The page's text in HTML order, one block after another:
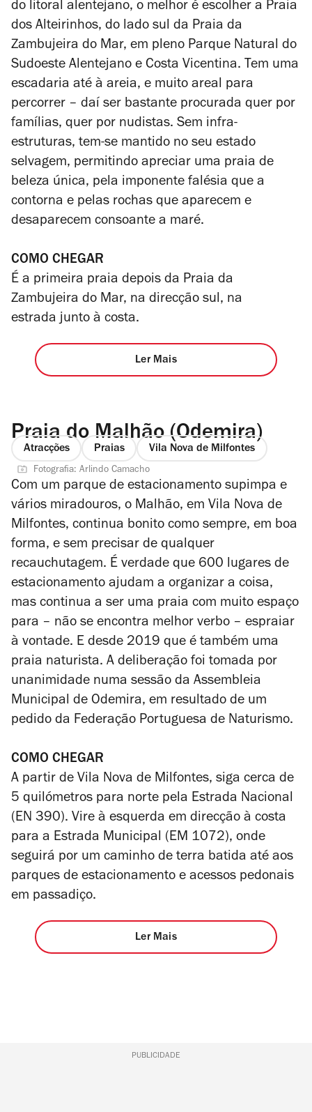
do litoral alentejano, o melhor é escolher a Praia
dos Alteirinhos, do lado sul da Praia da
Zambujeira do Mar, em pleno Parque Natural do
Sudoeste Alentejano e Costa Vicentina. Tem uma
escadaria até à areia, e muito areal para
percorrer – daí ser bastante procurada quer por
famílias, quer por nudistas. Sem infra-
estruturas, tem-se mantido no seu estado
selvagem, permitindo apreciar uma praia de
beleza única, pela imponente falésia que a
contorna e pelas rochas que aparecem e
desaparecem consoante a maré.
COMO CHEGAR
É a primeira praia depois da Praia da
Zambujeira do Mar, na direcção sul, na
estrada junto à costa.
Ler Mais
Praia do Malhão (Odemira)
Atracções Praias Vila Nova de Milfontes
Fotografia: Arlindo Camacho
Com um parque de estacionamento supimpa e
vários miradouros, o Malhão, em Vila Nova de
Milfontes, continua bonito como sempre, em boa
forma, e sem precisar de qualquer
recauchutagem. É verdade que 600 lugares de
estacionamento ajudam a organizar a coisa,
mas continua a ser uma praia com muito espaço
para – não se encontra melhor verbo – espraiar
à vontade. E desde 2019 que é também uma
praia naturista. A deliberação foi tomada por
unanimidade numa sessão da Assembleia
Municipal de Odemira, em resultado de um
pedido da Federação Portuguesa de Naturismo.
COMO CHEGAR
A partir de Vila Nova de Milfontes, siga cerca de
5 quilómetros para norte pela Estrada Nacional
(EN 390). Vire à esquerda em direcção à costa
para a Estrada Municipal (EM 1072), onde
seguirá por um caminho de terra batida até aos
parques de estacionamento e acessos pedonais
em passadiço.
Ler Mais
PUBLICIDADE